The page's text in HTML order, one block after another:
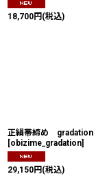
18,700円 (税込)
正絹帯締め gradation
[obizime_gradation]
29,150円 (税込)